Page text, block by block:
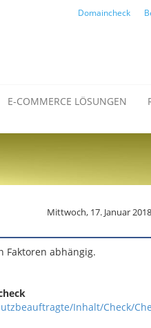
Domaincheck
E-COMMERCE LÖSUNGEN
Mittwoch, 17. Januar 2018
Faktoren abhängig.
Inhalt/Check/